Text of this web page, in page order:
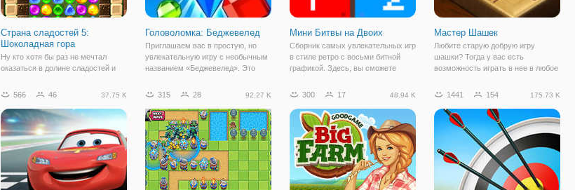
Страна сладостей 5:
Шоколадная гора
Ну кто хотя бы раз не мечтал
оказаться в долине сладостей и
детской (и не только) мечтой
то в виртуальной все возможно. В
частности, в игре «Страна
сладостей
Головоломка: Беджевелед
Приглашаем вас в простую, но
увлекательную игру с необычным
названием «Беджевелед». Это
«в ней залипаешь надолго». Знаем
так. Правила игры довольно
просты и
Мини Битвы на Двоих
Сборник самых увлекательных игр
в стиле ретро с восьми битной
графикой. Здесь, вы сможете
разных жанров — от безумных
необитаемого острова. Мини игра
будет
Мастер Шашек
Любите старую добрую игру
шашки? Тогда у вас есть
возможность играть в нее в любое
Шашек". Покажите насколько
и попробуйте победить в баталиях
реального
566 46 37.75 K 315 28 92.27 K 300 17 48.94 K 1441 154 175.73 K